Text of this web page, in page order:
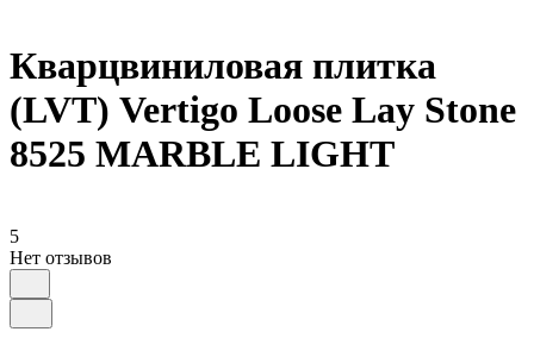
Кварцвиниловая плитка
(LVT) Vertigo Loose Lay Stone
8525 MARBLE LIGHT
5
Нет отзывов